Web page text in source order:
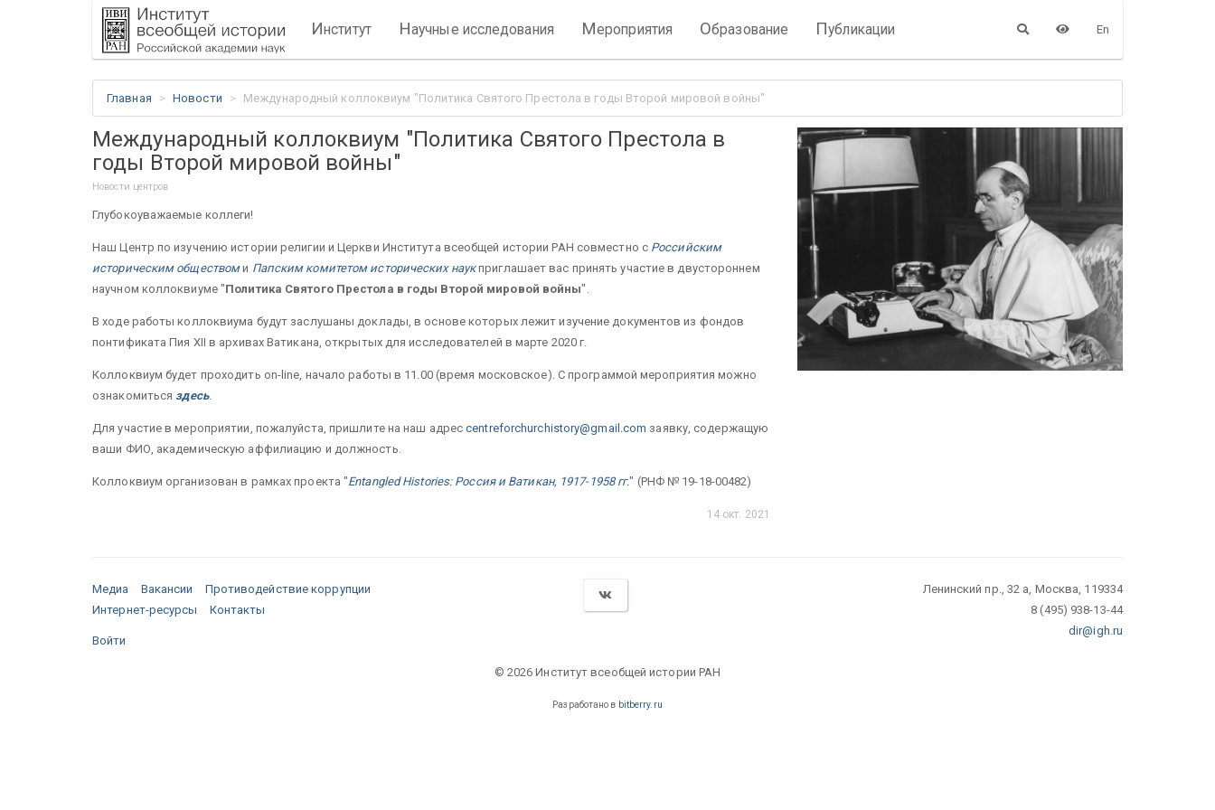
Институт Научные исследования Мероприятия Образование Публикации En
Главная Новости Международный коллоквиум "Политика Святого Престола в годы Второй мировой войны"
Международный коллоквиум "Политика Святого Престола в
годы Второй мировой войны"
Новости центров
Глубокоуважаемые коллеги!
Наш Центр по изучению истории религии и Церкви Института всеобщей истории РАН совместно с Российским
историческим обществоми Папским комитетом исторических наукприглашает вас принять участие в двустороннем
научном коллоквиуме "Политика Святого Престола в годы Второй мировой войны".
В ходе работы коллоквиума будут заслушаны доклады, в основе которых лежит изучение документов из фондов
понтификата Пия XII в архивах Ватикана, открытых для исследователей в марте 2020 г.
Коллоквиум будет проходить on-line, начало работы в 11.00 (время московское). С программой мероприятия можно
ознакомиться здесь.
Для участие в мероприятии, пожалуйста, пришлите на наш адресcentreforchurchistory@gmail.com заявку, содержащую
ваши ФИО, академическую аффилиацию и должность.
Коллоквиум организован в рамках проекта "Entangled Histories: Россия и Ватикан, 1917-1958 гг." (РНФ № 19-18-00482)
14 окт. 2021
Медиа Вакансии
Противодействие коррупции
Интернет-ресурсы
Контакты
Войти
Ленинский пр., 32 а, Москва, 119334
8 (495) 938-13-44
dir@igh.ru
© 2026 Институт всеобщей истории РАН
Разработано в bitberry.ru